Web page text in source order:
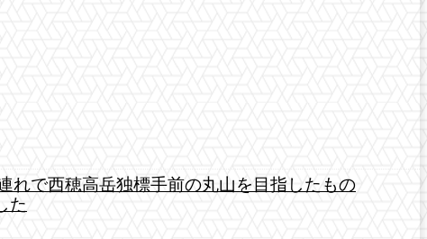
れで西穂高岳独標手前の丸山を目指したもの
た